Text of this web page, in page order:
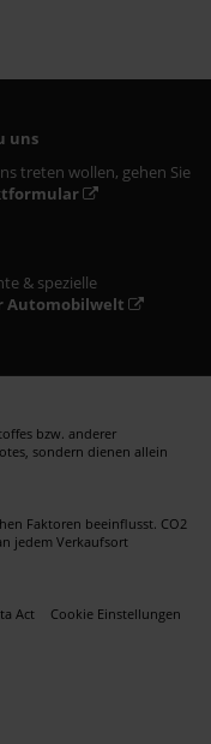
uns
treten wollen, gehen Sie
& spezielle
Automobilwelt
bzw. anderer
sondern dienen allein
Faktoren beeinflusst. CO2
jedem Verkaufsort
Act Cookie Einstellungen